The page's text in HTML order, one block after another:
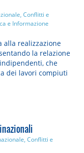
Conflitti e
e Informazione
alla realizzazione
la relazione
che
dei lavori compiuti
Conflitti e